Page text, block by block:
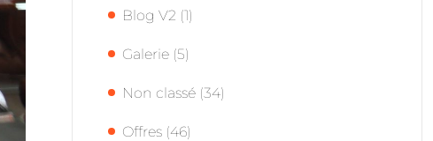
Blog V2 (1)
Galerie (5)
Non classé (34)
Offres (46)